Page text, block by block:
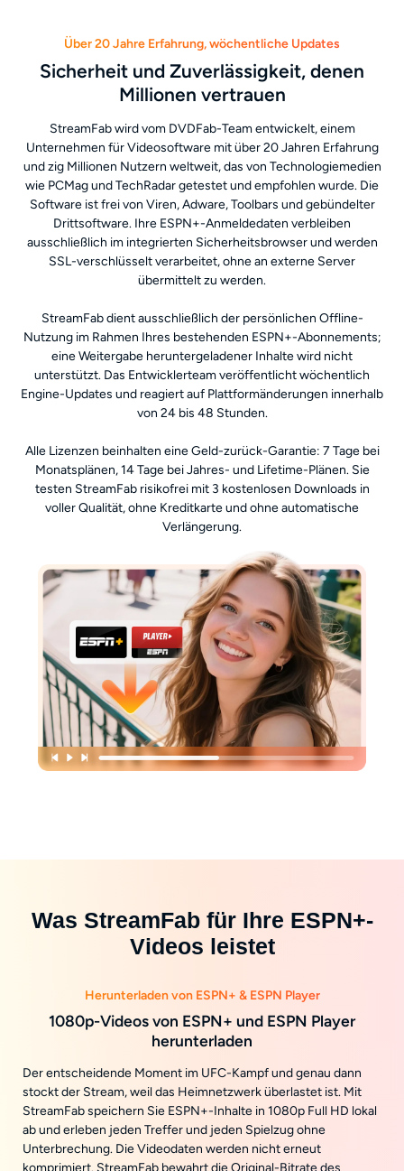
Über 20 Jahre Erfahrung, wöchentliche Updates
Sicherheit und Zuverlässigkeit, denen
Millionen vertrauen
StreamFab wird vom DVDFab-Team entwickelt, einem
Unternehmen für Videosoftware mit über 20 Jahren Erfahrung
und zig Millionen Nutzern weltweit, das von Technologiemedien
wie PCMag und TechRadar getestet und empfohlen wurde. Die
Software ist frei von Viren, Adware, Toolbars und gebündelter
Drittsoftware. Ihre ESPN+-Anmeldedaten verbleiben
ausschließlich im integrierten Sicherheitsbrowser und werden
SSL-verschlüsselt verarbeitet, ohne an externe Server
übermittelt zu werden.
StreamFab dient ausschließlich der persönlichen Offline-
Nutzung im Rahmen Ihres bestehenden ESPN+-Abonnements;
eine Weitergabe heruntergeladener Inhalte wird nicht
unterstützt. Das Entwicklerteam veröffentlicht wöchentlich
Engine-Updates und reagiert auf Plattformänderungen innerhalb
von 24 bis 48 Stunden.
Alle Lizenzen beinhalten eine Geld-zurück-Garantie: 7 Tage bei
Monatsplänen, 14 Tage bei Jahres- und Lifetime-Plänen. Sie
testen StreamFab risikofrei mit 3 kostenlosen Downloads in
voller Qualität, ohne Kreditkarte und ohne automatische
Verlängerung.
Was StreamFab für Ihre ESPN+-
Videos leistet
Herunterladen von ESPN+ & ESPN Player
1080p-Videos von ESPN+ und ESPN Player
herunterladen
Der entscheidende Moment im UFC-Kampf und genau dann
stockt der Stream, weil das Heimnetzwerk überlastet ist. Mit
StreamFab speichern Sie ESPN+-Inhalte in 1080p Full HD lokal
ab und erleben jeden Treffer und jeden Spielzug ohne
Unterbrechung. Die Videodaten werden nicht erneut